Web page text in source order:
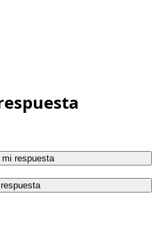
respuesta